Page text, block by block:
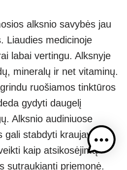
alksnio savybės jau
Liaudies medicinoje
labai vertingu. Alksnyje
mineralų ir net vitaminų.
ruošiamos tinktūros
gydyti daugelį
Alksnio audiniuose
gali stabdyti kraujavimą,
kaip atsikosėjimą
sutraukianti priemonė.